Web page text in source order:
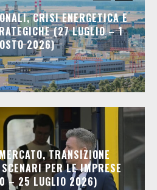
CRISI ENERGETICA E
(27 LUGLIO – 1
2026)
TRANSIZIONE
PER LE IMPRESE
– 25 LUGLIO 2026)